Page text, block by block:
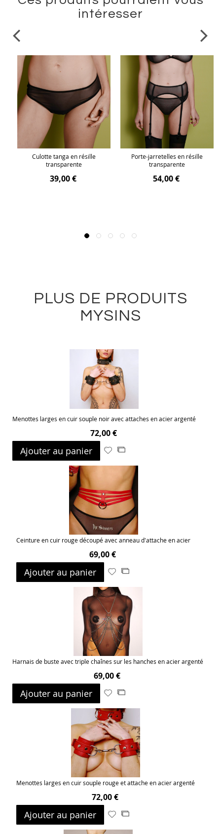
intéresser
Culotte tanga en résille
transparente
39,00 €
Porte-jarretelles en résille
transparente
54,00 €
PLUS DE PRODUITS
MYSINS
Menottes larges en cuir souple noir avec attaches en acier argenté
72,00 €
Ajouter au panier
Ajouter
liste
d’envie
Ajouter
comparateur
Ceinture en cuir rouge découpé avec anneau d'attache en acier
69,00 €
Ajouter au panier
Ajouter
ma
liste
d’envie
Ajouter
Harnais de buste avec triple chaînes sur les hanches en acier argenté
69,00 €
Ajouter au panier
Ajouter
ma
liste
d’envie
Ajouter
comparateur
Menottes larges en cuir souple rouge et attache en acier argenté
72,00 €
Ajouter au panier
AjouterAjouter